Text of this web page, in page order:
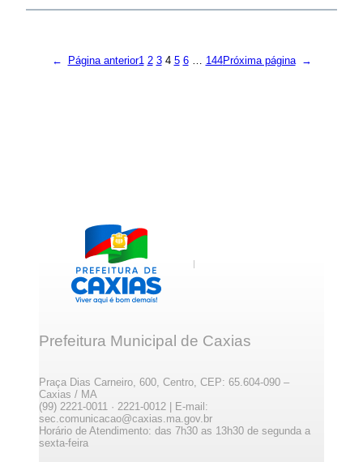
← Página anterior1 2 3 4 5 6 … 144Próxima página →
Prefeitura Municipal de Caxias
Praça Dias Carneiro, 600, Centro, CEP: 65.604-090 –
Caxias / MA
(99) 2221-0011 · 2221-0012 | E-mail:
sec.comunicacao@caxias.ma.gov.br
Horário de Atendimento: das 7h30 as 13h30 de segunda a
sexta-feira